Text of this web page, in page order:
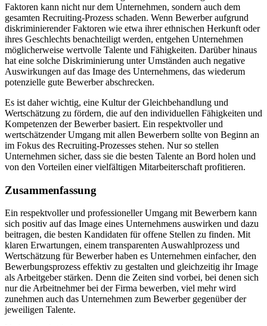
Faktoren kann nicht nur dem Unternehmen, sondern auch dem
gesamten Recruiting-Prozess schaden. Wenn Bewerber aufgrund
diskriminierender Faktoren wie etwa ihrer ethnischen Herkunft oder
ihres Geschlechts benachteiligt werden, entgehen Unternehmen
möglicherweise wertvolle Talente und Fähigkeiten. Darüber hinaus
hat eine solche Diskriminierung unter Umständen auch negative
Auswirkungen auf das Image des Unternehmens, das wiederum
potenzielle gute Bewerber abschrecken.
Es ist daher wichtig, eine Kultur der Gleichbehandlung und
Wertschätzung zu fördern, die auf den individuellen Fähigkeiten und
Kompetenzen der Bewerber basiert. Ein respektvoller und
wertschätzender Umgang mit allen Bewerbern sollte von Beginn an
im Fokus des Recruiting-Prozesses stehen. Nur so stellen
Unternehmen sicher, dass sie die besten Talente an Bord holen und
von den Vorteilen einer vielfältigen Mitarbeiterschaft profitieren.
Zusammenfassung
Ein respektvoller und professioneller Umgang mit Bewerbern kann
sich positiv auf das Image eines Unternehmens auswirken und dazu
beitragen, die besten Kandidaten für offene Stellen zu finden. Mit
klaren Erwartungen, einem transparenten Auswahlprozess und
Wertschätzung für Bewerber haben es Unternehmen einfacher, den
Bewerbungsprozess effektiv zu gestalten und gleichzeitig ihr Image
als Arbeitgeber stärken. Denn die Zeiten sind vorbei, bei denen sich
nur die Arbeitnehmer bei der Firma bewerben, viel mehr wird
zunehmen auch das Unternehmen zum Bewerber gegenüber der
jeweiligen Talente.